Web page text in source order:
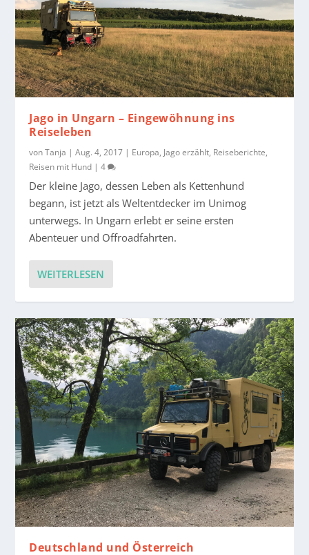
Jago in Ungarn – Eingewöhnung ins
Reiseleben
vonTanja |Aug. 4, 2017 | Europa, Jago erzählt, Reiseberichte,
Reisen mit Hund |4
Der kleine Jago, dessen Leben als Kettenhund
begann, ist jetzt als Weltentdecker im Unimog
unterwegs. In Ungarn erlebt er seine ersten
Abenteuer und Offroadfahrten.
WEITERLESEN
Deutschland und Österreich